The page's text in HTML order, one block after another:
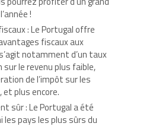
!
: Le Portugal offre
fiscaux aux
notamment d’un taux
sur le revenu plus faible,
de l’impôt sur les
plus encore.
sûr : Le Portugal a été
les pays les plus sûrs du